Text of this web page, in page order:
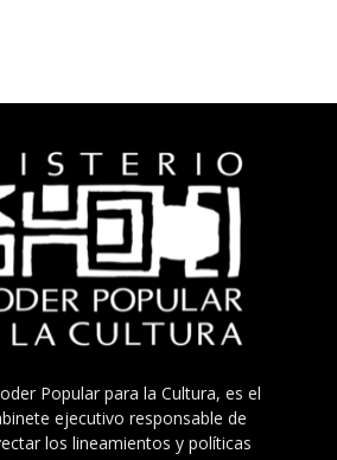
Popular para la Cultura, es el
ejecutivo responsable de
los lineamientos y políticas